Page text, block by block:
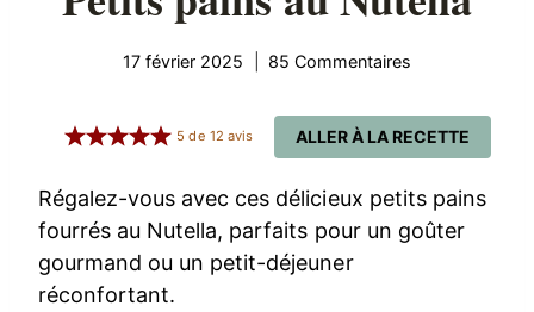
17 février 2025 85 Commentaires
ALLER À LA RECETTE
5 de 12 avis
Régalez-vous avec ces délicieux petits pains
fourrés au Nutella, parfaits pour un goûter
gourmand ou un petit-déjeuner
réconfortant.